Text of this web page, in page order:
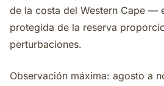
de la costa del Western Cape —
protegida de la reserva
perturbaciones.
Observación máxima: agosto a